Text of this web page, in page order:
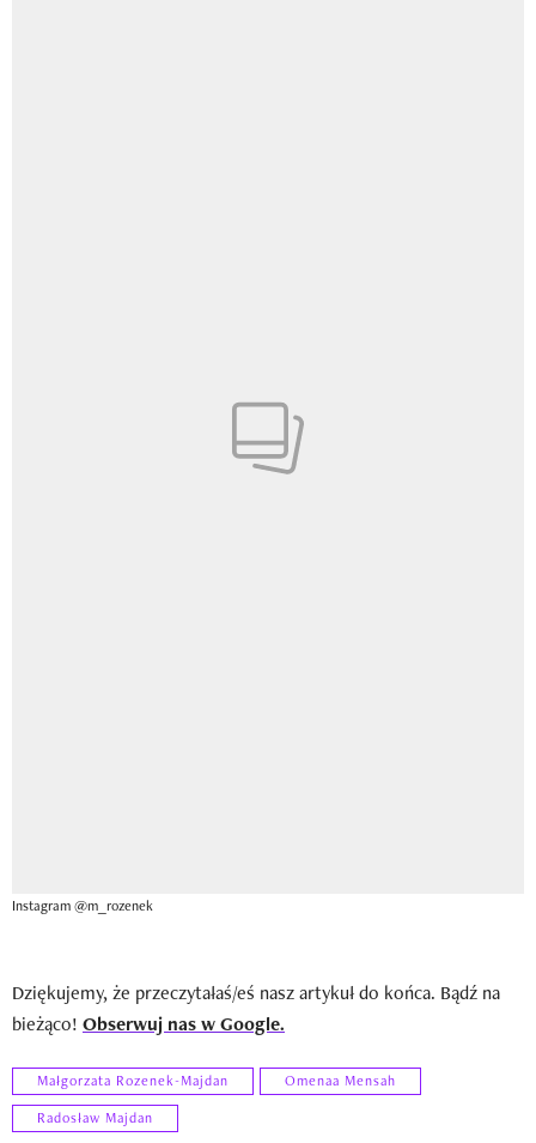
Instagram @m_rozenek
Dziękujemy, że przeczytałaś/eś nasz artykuł do końca. Bądź na
bieżąco! Obserwuj nas w Google.
Małgorzata Rozenek-Majdan
Omenaa Mensah
Radosław Majdan